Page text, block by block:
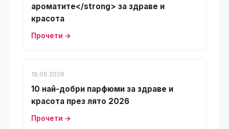
ароматите</strong> за здраве и
красота
Прочети →
19.06.2026
10 най-добри парфюми за здраве и
красота през лято 2026
Прочети →